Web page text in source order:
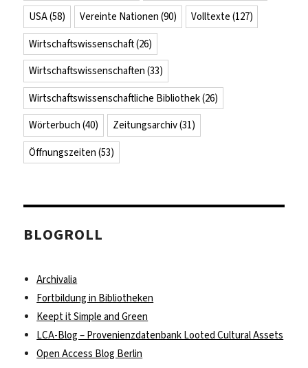
USA(58) Vereinte Nationen (90) Volltexte (127)
Wirtschaftswissenschaft(26)
Wirtschaftswissenschaften (33)
Wirtschaftswissenschaftliche Bibliothek(26)
Wörterbuch (40) Zeitungsarchiv(31)
Öffnungszeiten (53)
BLOGROLL
Archivalia
Fortbildung in Bibliotheken
Keept it Simple and Green
LCA-Blog – Provenienzdatenbank Looted Cultural Assets
Open Access Blog Berlin